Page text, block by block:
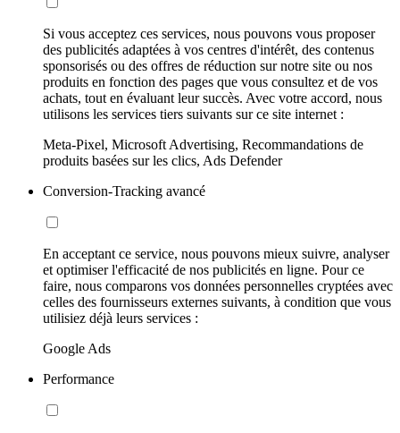
Si vous acceptez ces services, nous pouvons vous proposer
des publicités adaptées à vos centres d'intérêt, des contenus
sponsorisés ou des offres de réduction sur notre site ou nos
produits en fonction des pages que vous consultez et de vos
achats, tout en évaluant leur succès. Avec votre accord, nous
utilisons les services tiers suivants sur ce site internet :
Meta-Pixel, Microsoft Advertising, Recommandations de
produits basées sur les clics, Ads Defender
Conversion-Tracking avancé
En acceptant ce service, nous pouvons mieux suivre, analyser
et optimiser l'efficacité de nos publicités en ligne. Pour ce
faire, nous comparons vos données personnelles cryptées avec
celles des fournisseurs externes suivants, à condition que vous
utilisiez déjà leurs services :
Google Ads
Performance